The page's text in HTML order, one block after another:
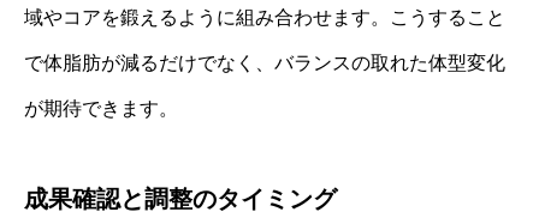
域やコアを鍛えるように組み合わせます。こうすること
で体脂肪が減るだけでなく、バランスの取れた体型変化
が期待できます。
成果確認と調整のタイミング